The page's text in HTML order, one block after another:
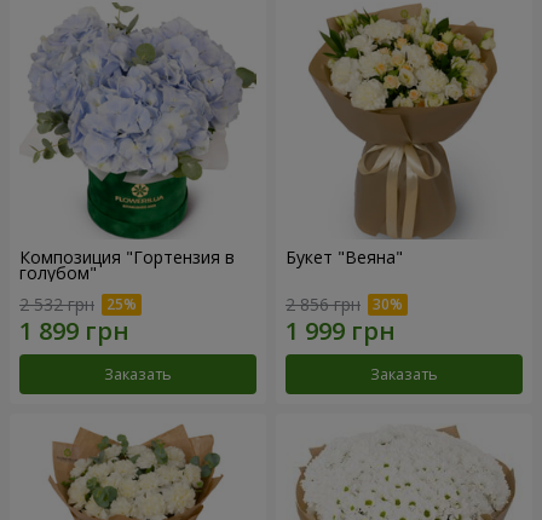
Композиция "Гортензия в
голубом"
2 532 грн
Заказать
Букет "Веяна"
2 856 грн
Заказать